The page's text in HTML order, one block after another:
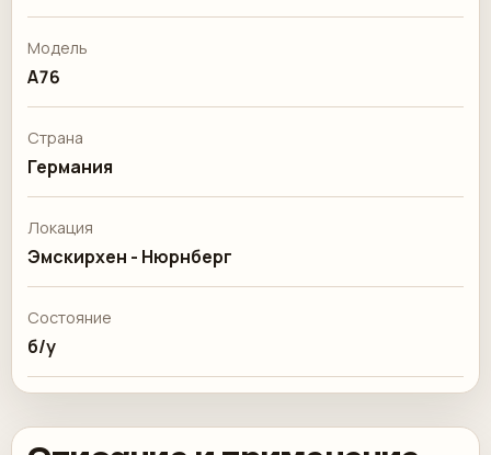
Модель
A76
Страна
Германия
Локация
Эмскирхен - Нюрнберг
Состояние
б/у